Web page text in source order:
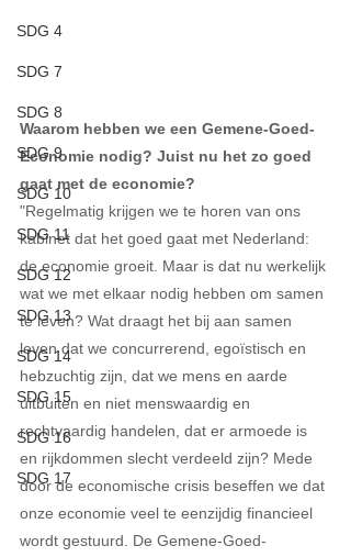
SDG 4
SDG 7
SDG 8
SDG 9
SDG 10
SDG 11
SDG 12
SDG 13
SDG 14
SDG 15
SDG 16
SDG 17
Waarom hebben we een Gemene-Goed-
Economie nodig? Juist nu het zo goed
gaat met de economie?
"Regelmatig krijgen we te horen van ons
kabinet dat het goed gaat met Nederland:
de economie groeit. Maar is dat nu werkelijk
wat we met elkaar nodig hebben om samen
te leven? Wat draagt het bij aan samen
leven dat we concurrerend, egoïstisch en
hebzuchtig zijn, dat we mens en aarde
uitbuiten en niet menswaardig en
rechtvaardig handelen, dat er armoede is
en rijkdommen slecht verdeeld zijn? Mede
door de economische crisis beseffen we dat
onze economie veel te eenzijdig financieel
wordt gestuurd. De Gemene-Goed-